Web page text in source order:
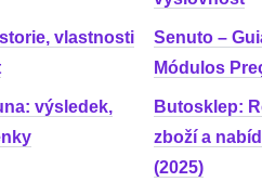
vlastnosti
Senuto –
Módulos
výsledek,
Butosklep:
zboží a
(2025)